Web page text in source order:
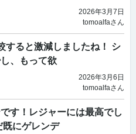
2026年3月7日
tomoalfaさん
すると激減しましたね！ シ
、もって欲
2026年3月6日
tomoalfaさん
す！レジャーには最高でし
既にゲレンデ